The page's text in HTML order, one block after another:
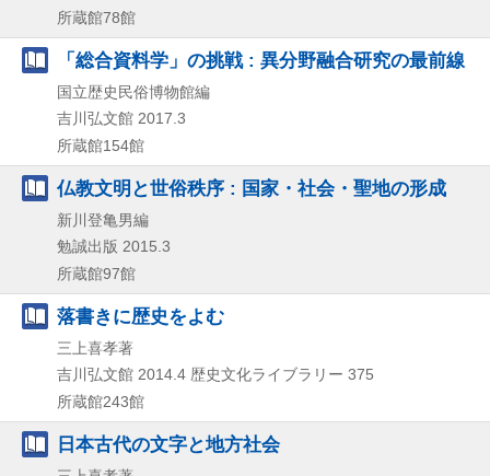
所蔵館78館
「総合資料学」の挑戦 : 異分野融合研究の最前線
国立歴史民俗博物館編
吉川弘文館 2017.3
所蔵館154館
仏教文明と世俗秩序 : 国家・社会・聖地の形成
新川登亀男編
勉誠出版 2015.3
所蔵館97館
落書きに歴史をよむ
三上喜孝著
吉川弘文館 2014.4 歴史文化ライブラリー 375
所蔵館243館
日本古代の文字と地方社会